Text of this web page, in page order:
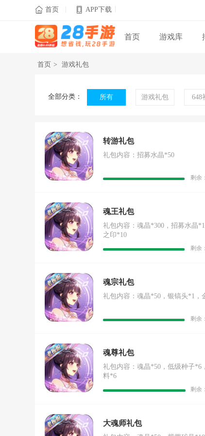
 首页 APP下载
首页 游戏库
首页 > 游戏礼包
全部分类： 所有 游戏礼包 648
转游礼包
礼包内容：招募水晶*50
剩余
魂王礼包
礼包内容：魂晶*300，招募水晶
之印*10
剩余
魂宗礼包
礼包内容：魂晶*50，银镐头*1，
剩余
魂尊礼包
礼包内容：魂晶*50，低级种子*6
料*6
剩余
大魂师礼包